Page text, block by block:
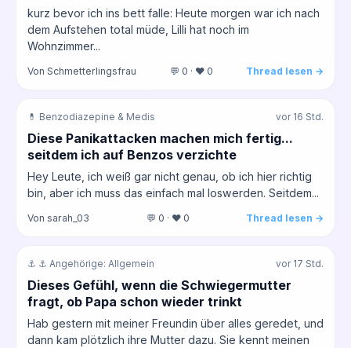
kurz bevor ich ins bett falle: Heute morgen war ich nach
dem Aufstehen total müde, Lilli hat noch im
Wohnzimmer...
Von Schmetterlingsfrau 💬 0 · ❤️ 0 Thread lesen →
💊 Benzodiazepine & Medis vor 16 Std.
Diese Panikattacken machen mich fertig...
seitdem ich auf Benzos verzichte
Hey Leute, ich weiß gar nicht genau, ob ich hier richtig
bin, aber ich muss das einfach mal loswerden. Seitdem...
Von sarah_03 💬 0 · ❤️ 0 Thread lesen →
⚓ ⚓ Angehörige: Allgemein vor 17 Std.
Dieses Gefühl, wenn die Schwiegermutter
fragt, ob Papa schon wieder trinkt
Hab gestern mit meiner Freundin über alles geredet, und
dann kam plötzlich ihre Mutter dazu. Sie kennt meinen